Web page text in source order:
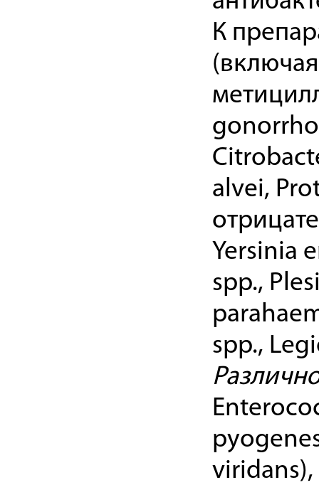
К
alvei,
Yersinia
spp.,
spp.,
viridans),